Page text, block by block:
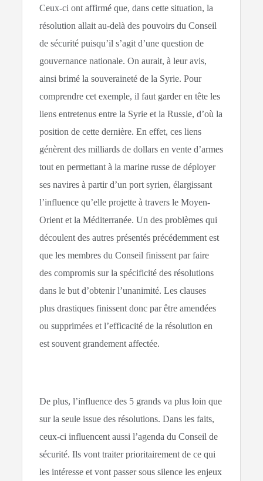
Ceux-ci ont affirmé que, dans cette situation, la
résolution allait au-delà des pouvoirs du Conseil
de sécurité puisqu’il s’agit d’une question de
gouvernance nationale. On aurait, à leur avis,
ainsi brimé la souveraineté de la Syrie. Pour
comprendre cet exemple, il faut garder en tête les
liens entretenus entre la Syrie et la Russie, d’où la
position de cette dernière. En effet, ces liens
génèrent des milliards de dollars en vente d’armes
tout en permettant à la marine russe de déployer
ses navires à partir d’un port syrien, élargissant
l’influence qu’elle projette à travers le Moyen-
Orient et la Méditerranée. Un des problèmes qui
découlent des autres présentés précédemment est
que les membres du Conseil finissent par faire
des compromis sur la spécificité des résolutions
dans le but d’obtenir l’unanimité. Les clauses
plus drastiques finissent donc par être amendées
ou supprimées et l’efficacité de la résolution en
est souvent grandement affectée.
De plus, l’influence des 5 grands va plus loin que
sur la seule issue des résolutions. Dans les faits,
ceux-ci influencent aussi l’agenda du Conseil de
sécurité. Ils vont traiter prioritairement de ce qui
les intéresse et vont passer sous silence les enjeux